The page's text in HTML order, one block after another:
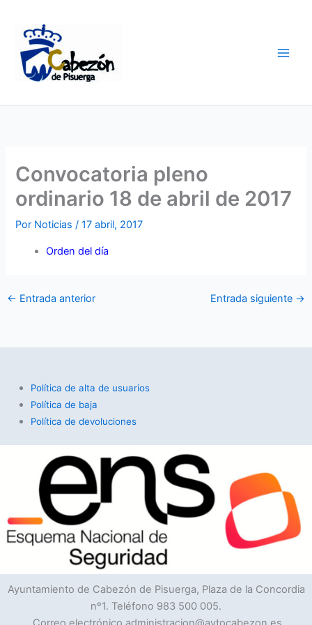
contenido
Convocatoria pleno
ordinario 18 de abril de 2017
Por Noticias/17 abril, 2017
Orden del día
← Entrada anterior Entrada siguiente →
Política de alta de usuarios
Política de baja
Política de devoluciones
Ayuntamiento de Cabezón de Pisuerga, Plaza de la Concordia
nº1. Teléfono 983 500 005.